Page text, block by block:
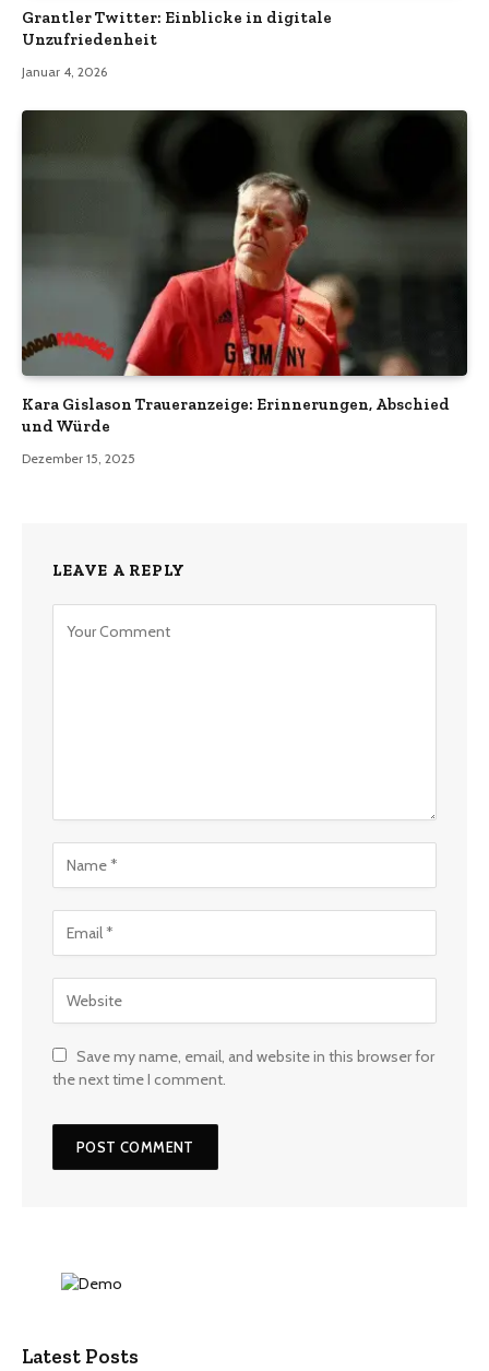
Grantler Twitter: Einblicke in digitale
Unzufriedenheit
Januar 4, 2026
Kara Gislason Traueranzeige: Erinnerungen, Abschied
und Würde
Dezember 15, 2025
LEAVE A REPLY
Save my name, email, and website in this browser for
the next time I comment.
Latest Posts